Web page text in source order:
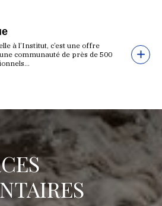
à l’Institut, c’est une offre
communauté de près de 500